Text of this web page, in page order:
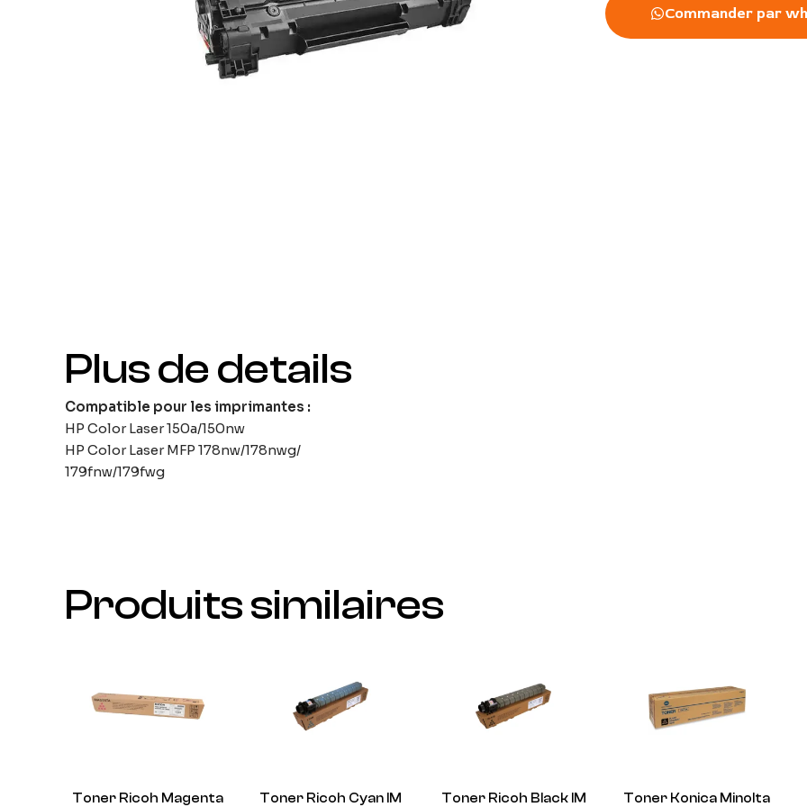
Commander par
Plus de details
Compatible pour les imprimantes :
HP Color Laser 150a/150nw
HP Color Laser MFP 178nw/178nwg/
179fnw/179fwg
Produits similaires
Toner Ricoh Magenta Toner Ricoh Cyan IM Toner Ricoh Black IM Toner Konica Minolta